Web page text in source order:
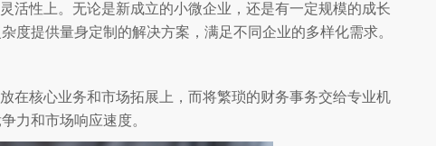
活性上。无论是新成立的小微企业，还是有一定规模的成长
度提供量身定制的解决方案，满足不同企业的多样化需求。
在核心业务和市场拓展上，而将繁琐的财务事务交给专业机
力和市场响应速度。